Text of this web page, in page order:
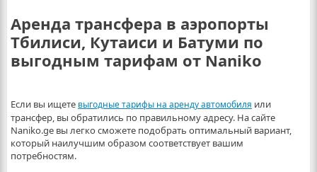
Аренда трансфера в аэропорты
Тбилиси, Кутаиси и Батуми по
выгодным тарифам от Naniko
Если вы ищете выгодные тарифы на аренду автомобиля или
трансфер, вы обратились по правильному адресу. На сайте
Naniko.ge вы легко сможете подобрать оптимальный вариант,
который наилучшим образом соответствует вашим
потребностям.